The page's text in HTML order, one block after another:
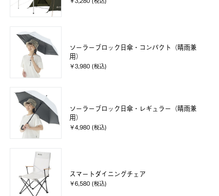
ソーラーブロック日傘・コンパクト（晴雨兼
用）
￥3,980 (税込)
ソーラーブロック日傘・レギュラー（晴雨兼
用）
￥4,980 (税込)
スマートダイニングチェア
￥6,580 (税込)